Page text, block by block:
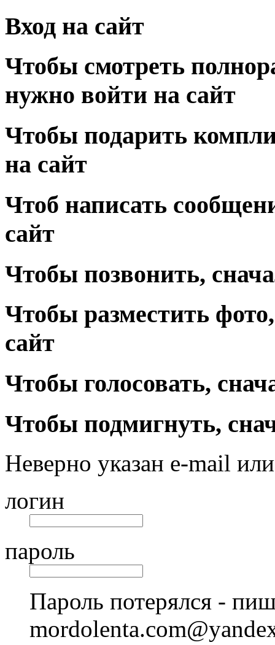
Вход на сайт
Чтобы смотреть
нужно войти на сайт
Чтобы подарить
на сайт
Чтоб написать
сайт
Чтобы позвонить,
Чтобы разместить
сайт
Чтобы голосовать,
Чтобы подмигнуть,
Неверно указан e-mail
логин
пароль
Пароль потерялся -